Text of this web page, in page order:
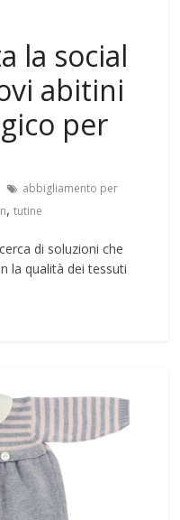
la social
abitini
per
abbigliamento per
,tutine
di soluzioni che
la qualità dei tessuti